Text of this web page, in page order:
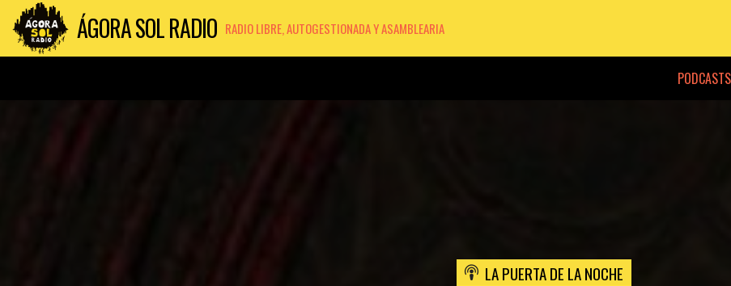
ÁGORA SOL RADIO RADIO LIBRE, AUTOGESTIONADA Y ASAMBLEARIA
PODCASTS
LA PUERTA DE LA NOCHE